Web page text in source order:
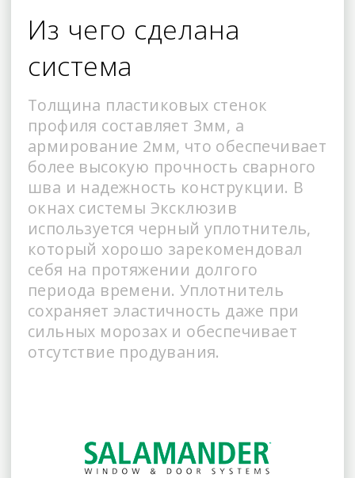
Из чего сделана
система
Толщина пластиковых стенок
профиля составляет 3мм, а
армирование 2мм, что обеспечивает
более высокую прочность сварного
шва и надежность конструкции. В
окнах системы Эксклюзив
используется черный уплотнитель,
который хорошо зарекомендовал
себя на протяжении долгого
периода времени. Уплотнитель
сохраняет эластичность даже при
сильных морозах и обеспечивает
отсутствие продувания.